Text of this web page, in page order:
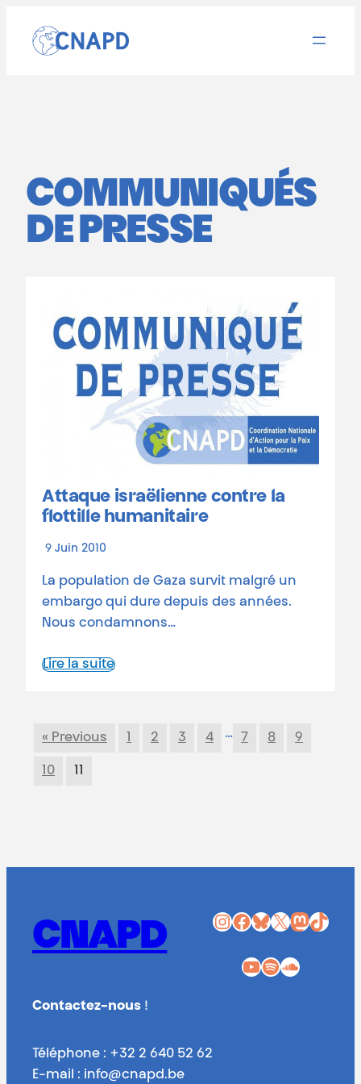
contenu
COMMUNIQUÉS
DE PRESSE
Attaque israëlienne contre la
flottille humanitaire
9 Juin 2010
La population de Gaza survit malgré un
embargo qui dure depuis des années.
Nous condamnons…
Lire la suite
« Previous 2 3 4 … 7 8 9
10
CNAPD InstagramFacebook Bluesky X Mastodon TikTok
YouTube Spotify SoundCloud
Contactez-nous !
Téléphone : +32 2 640 52 62
E-mail : info@cnapd.be